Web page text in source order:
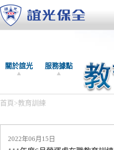
關於誼光 服務據點
首頁 >教育訓練
2022年06月15日